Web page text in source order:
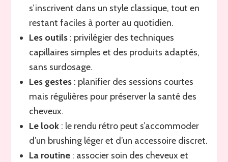
s’inscrivent dans un style classique, tout en
restant faciles à porter au quotidien.
Les outils : privilégier des techniques
capillaires simples et des produits adaptés,
sans surdosage.
Les gestes : planifier des sessions courtes
mais régulières pour préserver la santé des
cheveux.
Le look : le rendu rétro peut s’accommoder
d’un brushing léger et d’un accessoire discret.
La routine : associer soin des cheveux et